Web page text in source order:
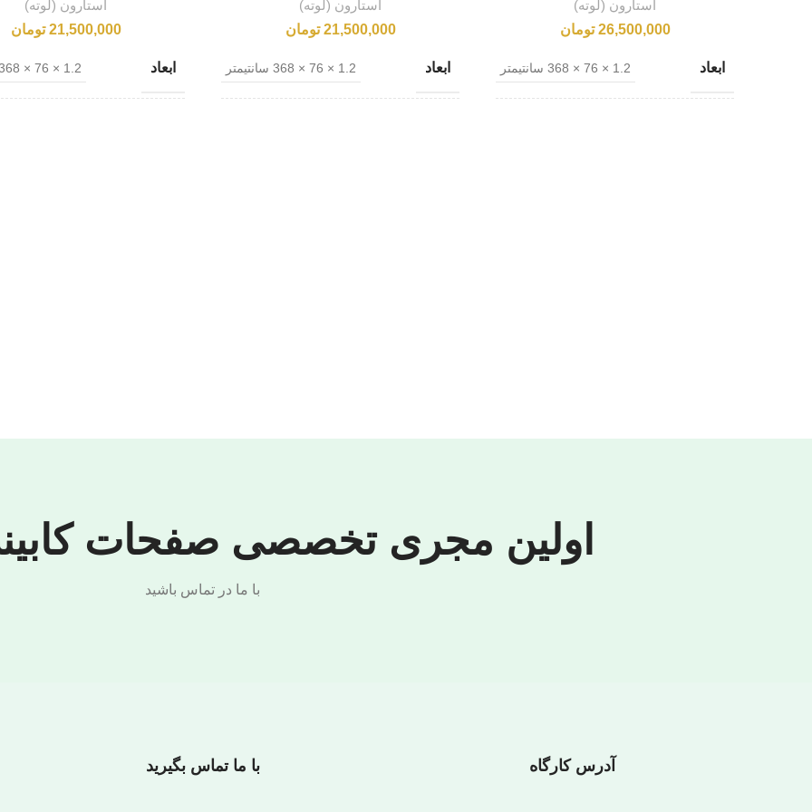
استارون (لوته)
26,500,000 تومان
ابعاد 1.2 × 76 × 368 سانتیمتر
استارون (لوته)
21,500,000 تومان
ابعاد 1.2 × 76 × 368 سانتیمتر
استارون (لوته)
21,500,000 تومان
ابعاد 1.2 × 76 × 368 سانتیمتر
اولین مجری تخصصی صفحات
با ما در تماس باشید
با ما تماس بگیرید آدرس کارگاه